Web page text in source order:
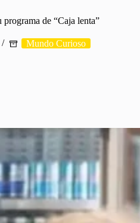
de “Caja lenta”
Mundo Curioso